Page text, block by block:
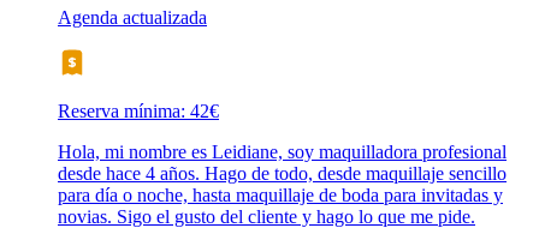
Agenda actualizada
Reserva mínima: 42€
Hola, mi nombre es Leidiane, soy maquilladora profesional
desde hace 4 años. Hago de todo, desde maquillaje sencillo
para día o noche, hasta maquillaje de boda para invitadas y
novias. Sigo el gusto del cliente y hago lo que me pide.